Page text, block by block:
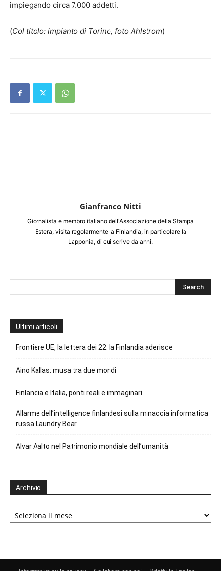
impiegando circa 7.000 addetti.
(Col titolo: impianto di Torino, foto Ahlstrom)
Gianfranco Nitti
Giornalista e membro italiano dell'Associazione della Stampa
Estera, visita regolarmente la Finlandia, in particolare la
Lapponia, di cui scrive da anni.
Ultimi articoli
Frontiere UE, la lettera dei 22: la Finlandia aderisce
Aino Kallas: musa tra due mondi
Finlandia e Italia, ponti reali e immaginari
Allarme dell’intelligence finlandesi sulla minaccia informatica
russa Laundry Bear
Alvar Aalto nel Patrimonio mondiale dell’umanità
Archivio
Archivio